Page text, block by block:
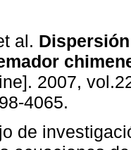
al.
2007,
4065.
de